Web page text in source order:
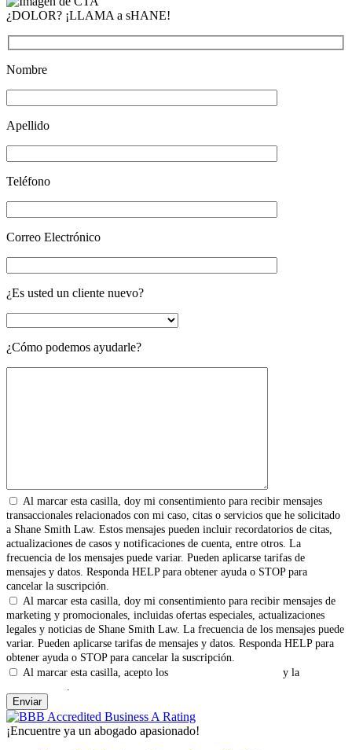
¿DOLOR? ¡LLAMA a sHANE!
Nombre
Apellido
Teléfono
Correo Electrónico
¿Es usted un cliente nuevo?
¿Cómo podemos ayudarle?
Al marcar esta casilla, doy mi consentimiento para recibir mensajes
transaccionales relacionados con mi caso, citas o servicios que he solicitado
a Shane Smith Law. Estos mensajes pueden incluir recordatorios de citas,
actualizaciones de casos y notificaciones de cuenta, entre otros. La
frecuencia de los mensajes puede variar. Pueden aplicarse tarifas de
mensajes y datos. Responda HELP para obtener ayuda o STOP para
cancelar la suscripción.
Al marcar esta casilla, doy mi consentimiento para recibir mensajes de
marketing y promocionales, incluidas ofertas especiales, actualizaciones
legales y noticias de Shane Smith Law. La frecuencia de los mensajes puede
variar. Pueden aplicarse tarifas de mensajes y datos. Responda HELP para
obtener ayuda o STOP para cancelar la suscripción.
Al marcar esta casilla, acepto los
y la
.
¡Encuentre ya un abogado apasionado!